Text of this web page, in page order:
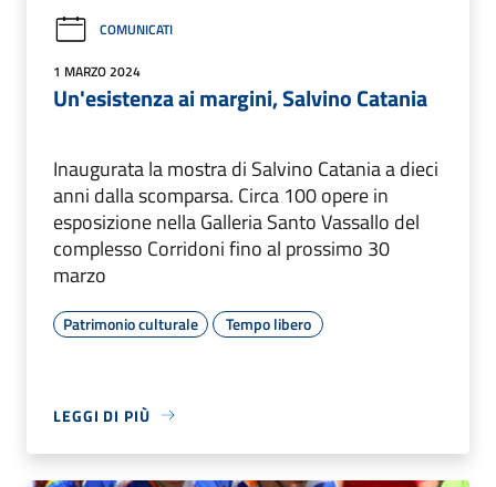
COMUNICATI
1 MARZO 2024
Un'esistenza ai margini, Salvino Catania
Inaugurata la mostra di Salvino Catania a dieci
anni dalla scomparsa. Circa 100 opere in
esposizione nella Galleria Santo Vassallo del
complesso Corridoni fino al prossimo 30
marzo
Patrimonio culturale Tempo libero
LEGGI DI PIÙ